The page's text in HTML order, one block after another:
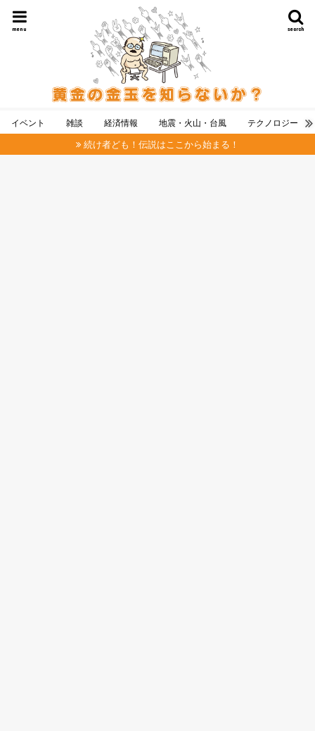
search
menu
イベント 雑談 経済情報 地震・火山・台風 テクノロジー
続け者ども！伝説はここから始まる！